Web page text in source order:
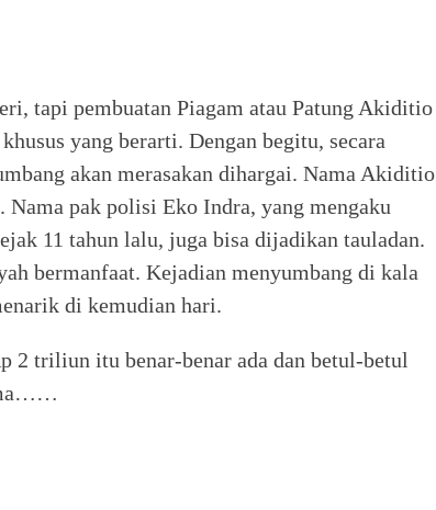
tapi pembuatan Piagam atau Patung Akiditio
yang berarti. Dengan begitu, secara
akan merasakan dihargai. Nama Akiditio
pak polisi Eko Indra, yang mengaku
11 tahun lalu, juga bisa dijadikan tauladan.
bermanfaat. Kejadian menyumbang di kala
di kemudian hari.
2 triliun itu benar-benar ada dan betul-betul